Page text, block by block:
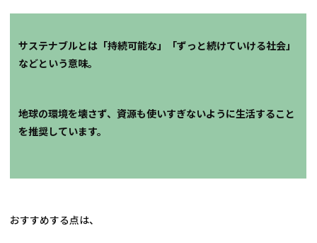
サステナブルとは「持続可能な」「ずっと続けていける社会」
などという意味。
地球の環境を壊さず、資源も使いすぎないように生活すること
を推奨しています。
おすすめする点は、